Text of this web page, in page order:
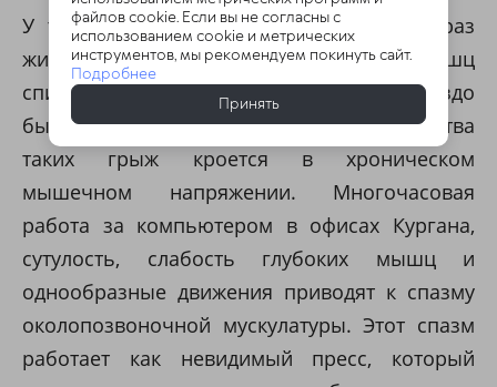
У тех же, кто ведет малоподвижный образ
жизни и страдает от гипертонуса мышц
спины, патология формируется гораздо
быстрее. Главная причина большинства
таких грыж кроется в хроническом
мышечном напряжении. Многочасовая
работа за компьютером в офисах Кургана,
сутулость, слабость глубоких мышц и
однообразные движения приводят к спазму
околопозвоночной мускулатуры. Этот спазм
работает как невидимый пресс, который
файлов cookie. Если вы не согласны с
использованием cookie и метрических
инструментов, мы рекомендуем покинуть сайт.
Подробнее
Принять